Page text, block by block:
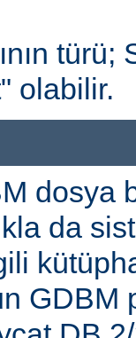
olabilir.
dosya
da
GDBM